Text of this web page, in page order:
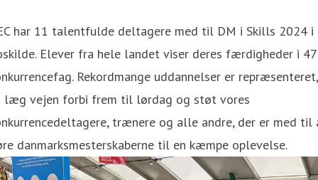
har 11 talentfulde deltagere med til DM i Skills 2024 i
Elever fra hele landet viser deres færdigheder i 47
Rekordmange uddannelser er repræsenteret,
læg vejen forbi frem til lørdag og støt vores
trænere og alle andre, der er med til
danmarksmesterskaberne til en kæmpe oplevelse.